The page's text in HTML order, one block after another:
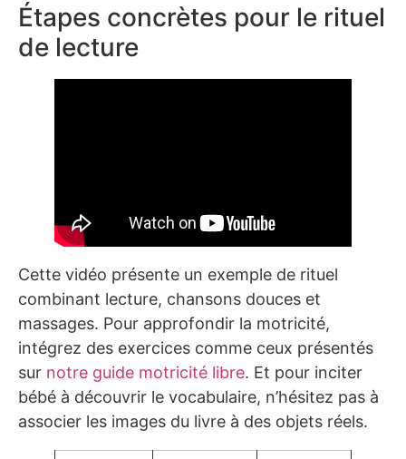
Étapes concrètes pour le rituel
de lecture
Cette vidéo présente un exemple de rituel
combinant lecture, chansons douces et
massages. Pour approfondir la motricité,
intégrez des exercices comme ceux présentés
sur notre guide motricité libre. Et pour inciter
bébé à découvrir le vocabulaire, n’hésitez pas à
associer les images du livre à des objets réels.